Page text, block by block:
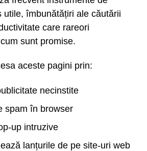
utile, îmbunătățiri ale căutării
care rareori
sunt promise.
aceste pagini prin:
necinstite
spam în browser
up intruzive
lanțurile de pe site-uri web